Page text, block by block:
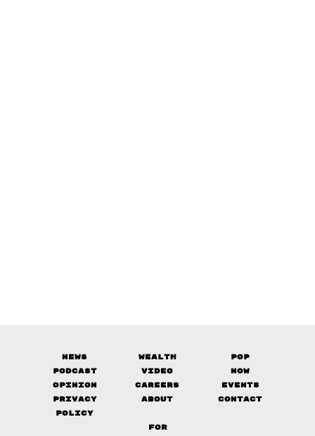
News Wealth
Pop
Podcast
Video
Now
Opinion
Careers
Events
Privacy
Policy
About Contact
FOR